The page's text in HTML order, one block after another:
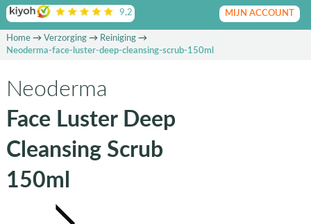
9,2 op basis van beoordelingen
MIJN ACCOUNT
Home→ Verzorging→ Reiniging→
Neoderma-face-luster-deep-cleansing-scrub-150ml
Neoderma
Face Luster Deep
Cleansing Scrub
150ml